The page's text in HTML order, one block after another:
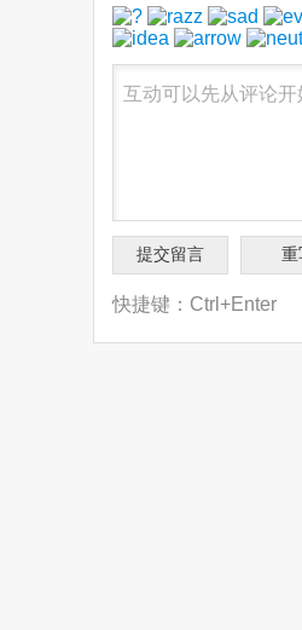
快捷键：Ctrl+Enter